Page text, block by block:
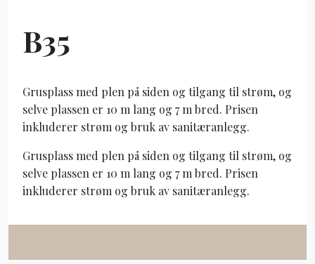
B35
Grusplass med plen på siden og tilgang til strøm, og
selve plassen er 10 m lang og 7 m bred. Prisen
inkluderer strøm og bruk av sanitæranlegg.
Grusplass med plen på siden og tilgang til strøm, og
selve plassen er 10 m lang og 7 m bred. Prisen
inkluderer strøm og bruk av sanitæranlegg.